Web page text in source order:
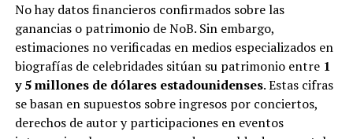
No hay datos financieros confirmados sobre las
ganancias o patrimonio de NoB. Sin embargo,
estimaciones no verificadas en medios especializados en
biografías de celebridades sitúan su patrimonio entre 1
y 5 millones de dólares estadounidenses. Estas cifras
se basan en supuestos sobre ingresos por conciertos,
derechos de autor y participaciones en eventos